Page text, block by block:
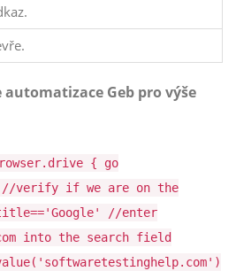
Geb pro výše
{ go
verify if we are on the
//enter
into the search field